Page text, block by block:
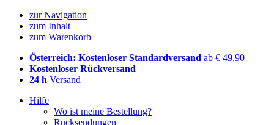
zur Navigation
zum Inhalt
zum Warenkorb
Österreich: Kostenloser Standardversand ab € 49,90
Kostenloser Rückversand
24 h Versand
Hilfe
Wo ist meine Bestellung?
Rücksendungen